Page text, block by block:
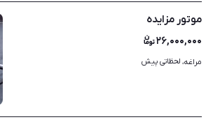
موتور مزایده
۲۶,۰۰۰,۰۰۰
مراغه، لحظاتی پیش